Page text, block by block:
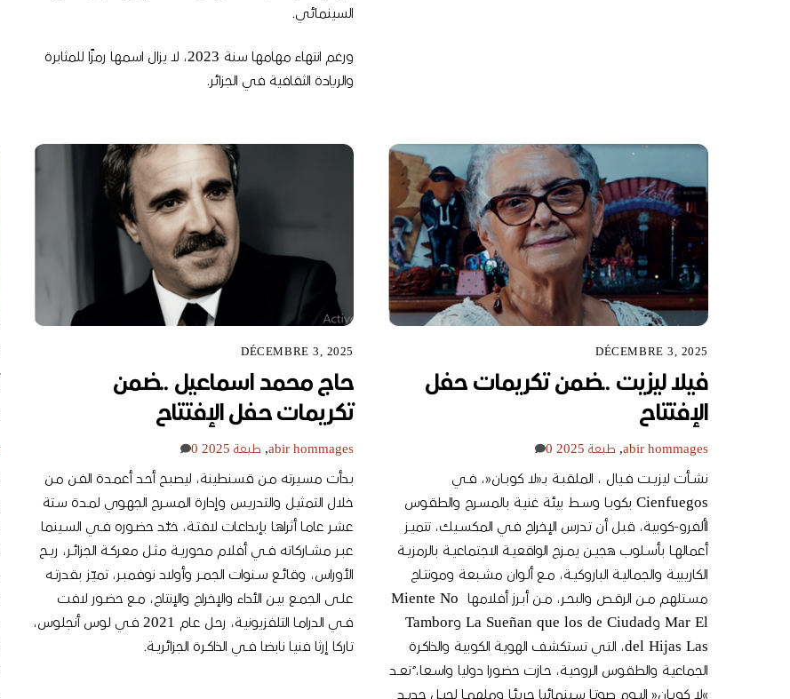
السينمائي.
ورغم انتهاء مهامها سنة 2023، لا يزال اسمها رمزًا للمثابرة
والريادة الثقافية في الجزائر.
DÉCEMBRE 3, 2025
حاج محمد اسماعيل ..ضمن
تكريمات حفل الإفتتاح
abir hommages
, طبعة 2025 0
بـدأت مسـيرته مـن قسـنطينة، ليصبـح أحـد أعمـدة الفـن مـن
خلال التمثيـل والتدريـس وإدارة المسـرح الجهـوي لمـدة سـتة
عشـر عامـا أثراهـا بإبداعـات لافتــة، خلـّد حضــوره فــي الســينما
عبــر مشــاركاته فــي أفلام محوريــة مثــل معركــة الجزائــر، ريــح
الأوراس، وقائــع ســنوات الجمــر وأولاد نوفمبــر، تميـّز بقدرتــه
علــى الجمــع بيــن الأداء والإخراج والإنتاج، مــع حضــور لافت
فــي الدرامـا التلفزيونيـة، رحـل عـام 2021 فـي لـوس أنجلـوس،
تـاركا إرثا فنيـا نابضا فــي الذاكــرة الجزائريــة.
DÉCEMBRE 3, 2025
فيلا ليزيت ..ضمن تكريمات حفل
الإفتتاح
abir hommages
, طبعة 2025 0
نشــأت ليزيــت فــيال ، الملقبــة بــ«لا كوبــان«، فــي
Cienfuegos بكوبــا وســط بيئـة غنيـة بالمسـرح والطقـوس
األفرو-كوبيـة، قبـل أن تـدرس الإخراج فـي المكســيك، تتميــز
أعمالهــا بأســلوب هجيــن يمــزج الواقعيــة الاجتماعيــة بالرمزيــة
الكاريبيــة والجماليــة الباروكيــة، مــع ألــوان مشــبعة ومونتــاج
مســتلهم مــن الرقــص والبحــر، مــن أبــرز أفلامها Miente No
Mar El وLa Sueñan que los de Ciudad وTambor
del Hijas Las، التـي تستكشـف الهويـة الكوبيـة والذاكـرة
الجماعيـة والطقـوس الروحيـة، حـازت حضـورا دوليا واسـعا، ُتعــد
»لا كوبــان« اليــوم صوتــا ســينمائيا جريئــا وملهمــا لجيــل جديــد